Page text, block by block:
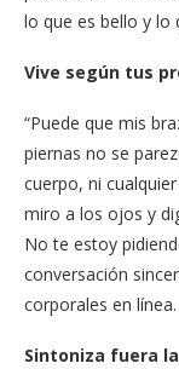
lo que es bello y lo
Vive según tus
“Puede que mis
piernas no se
cuerpo, ni
miro a los ojos y
No te estoy
conversación
corporales en línea.
Sintoniza fuera